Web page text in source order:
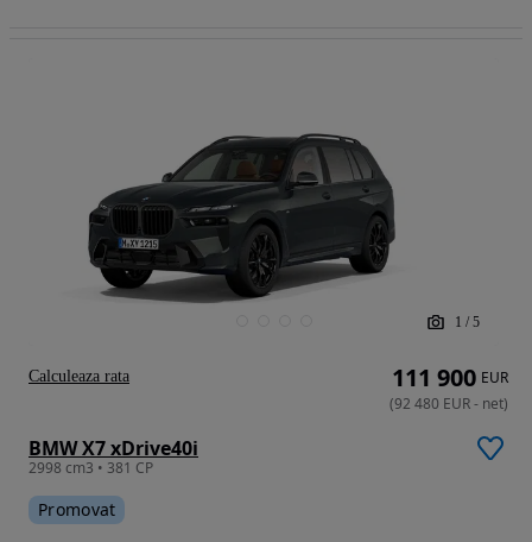
1 / 5
BMW X7 xDrive40i
2998 cm3 • 381 CP
Promovat
111 900 EUR
(92 480 EUR- net)
Calculeaza rata